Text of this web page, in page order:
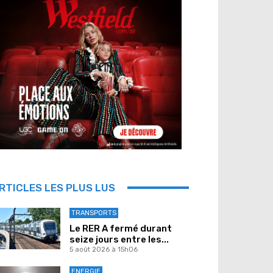
LES PLUS LUS
TRANSPORTS
Le RER A fermé durant
seize jours entre les...
5 août 2026 à 15h06
ENERGIE